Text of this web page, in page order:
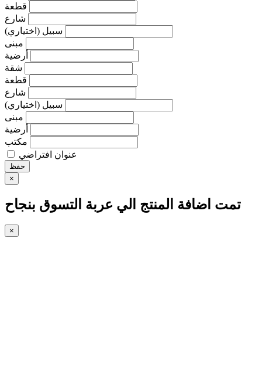
قطعة
شارع
سبيل (اختياري)
مبنى
أرضية
شقة
قطعة
شارع
سبيل (اختياري)
مبنى
أرضية
مكتب
عنوان افتراضي
حفظ
×
تمت اضافة المنتج الي عربة التسوق بنجاح
×